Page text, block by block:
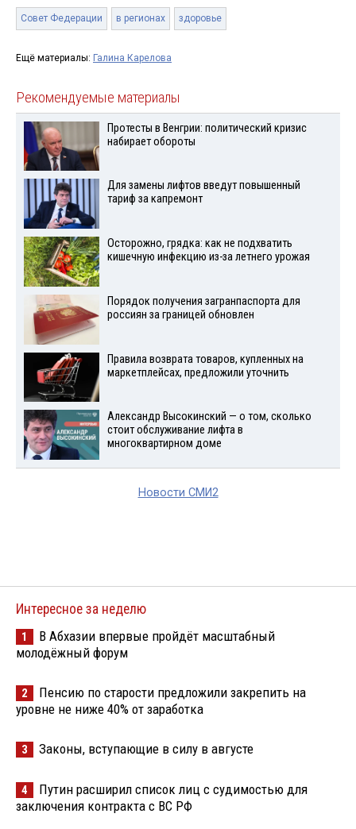
Совет Федерации в регионах здоровье
Ещё материалы: Галина Карелова
Рекомендуемые материалы
Протесты в Венгрии: политический кризис
набирает обороты
Для замены лифтов введут повышенный
тариф за капремонт
Осторожно, грядка: как не подхватить
кишечную инфекцию из-за летнего урожая
Порядок получения загранпаспорта для
россиян за границей обновлен
Правила возврата товаров, купленных на
маркетплейсах, предложили уточнить
Александр Высокинский — о том, сколько
стоит обслуживание лифта в
многоквартирном доме
Новости СМИ2
Интересное за неделю
1
В Абхазии впервые пройдёт масштабный
молодёжный форум
2
Пенсию по старости предложили закрепить на
уровне не ниже 40% от заработка
3 Законы, вступающие в силу в августе
4
Путин расширил список лиц с судимостью для
заключения контракта с ВС РФ